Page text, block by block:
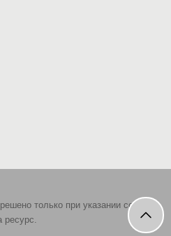
только при указании ссылки
ресурс.